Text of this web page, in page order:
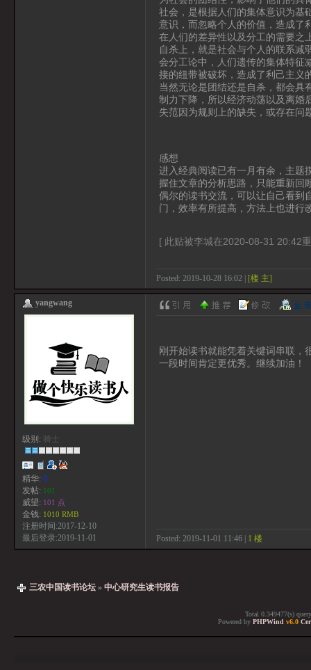
社会，是根据人们的集体意识为基
意识，而忽略个人的价值，造成了
在人们的差异性以及分工的需要之
自杀上，就是社会与个人的联系减
会分工论中，人们遗传的集体特征
接的纽带被破坏，造成了利己主义
当然无论是团结还是自杀，都会具
制力下降，所以经济动荡以及离婚
失范因为规则上的缺失，或存在问
感想
进入经典阅读已有一月有余，主题
握住文章的分析思路，只能重新回
偶尔的读书交流，可以让自己看到
门，效率有所提高，方法上也进行
[ 此贴被李城在2020-08-31 20:42
Posted: 2019-10-28 16:02 | [楼 主]
yangwang
级别: 骑士
精华: 0
发帖: 101
威望: 101 点
金钱: 1010 RMB
注册时间:2017-12-10
最后登录:2019-11-01
刚开始读书就能凭着关键词串联，
一段时间肯定更优秀。继续加油！
Posted: 2019-11-01 11:46 | 1 楼
三农中国读书论坛 » 中心研究生读书报告
Total 0.349477(s)
Powered by PHPWind v6.0